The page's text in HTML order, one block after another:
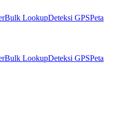
Bulk LookupDeteksi GPSPeta
Bulk LookupDeteksi GPSPeta